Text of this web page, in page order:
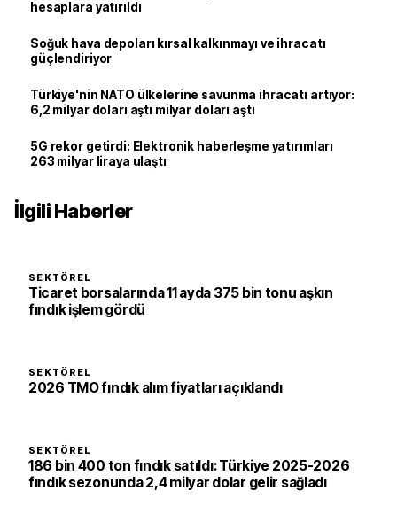
hesaplara yatırıldı
Soğuk hava depoları kırsal kalkınmayı ve ihracatı
güçlendiriyor
Türkiye'nin NATO ülkelerine savunma ihracatı artıyor:
6,2 milyar doları aştı milyar doları aştı
5G rekor getirdi: Elektronik haberleşme yatırımları
263 milyar liraya ulaştı
İlgili Haberler
SEKTÖREL
Ticaret borsalarında 11 ayda 375 bin tonu aşkın
fındık işlem gördü
SEKTÖREL
2026 TMO fındık alım fiyatları açıklandı
SEKTÖREL
186 bin 400 ton fındık satıldı: Türkiye 2025-2026
fındık sezonunda 2,4 milyar dolar gelir sağladı